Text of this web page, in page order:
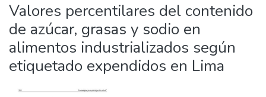
Estadísticas Externas
Enlaces de interés ▾
Valores percentilares del contenido
de azúcar, grasas y sodio en
alimentos industrializados según
etiquetado expendidos en Lima